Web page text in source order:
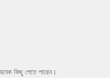
কিছু পেতে পারেন।